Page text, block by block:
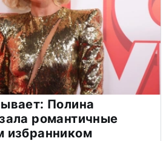
Полина
романтичные
избранником